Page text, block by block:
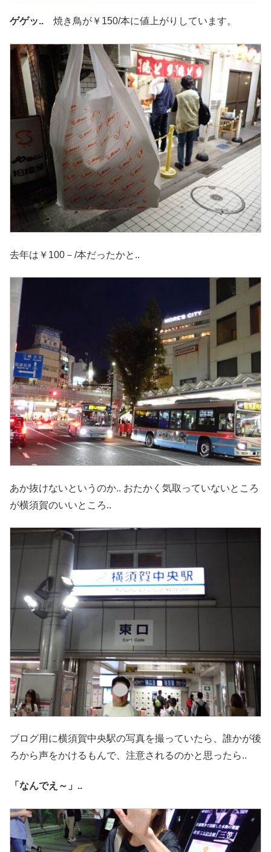
ゲゲッ.. 焼き鳥が￥150/本に値上がりしています。
去年は￥100－/本だったかと..
あか抜けないというのか.. おたかく気取っていないところ
が横須賀のいいところ..
ブログ用に横須賀中央駅の写真を撮っていたら、誰かが後
ろから声をかけるもんで、注意されるのかと思ったら..
「なんでえ～」..